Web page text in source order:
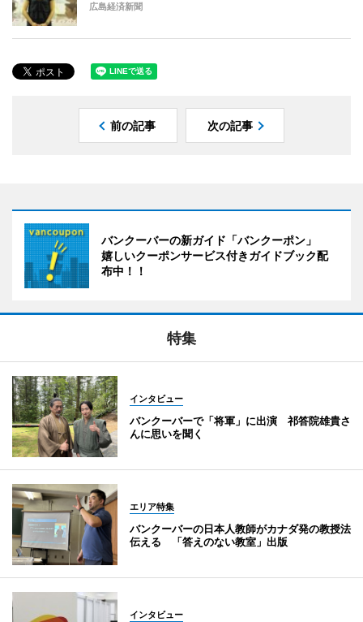
広島経済新聞
前の記事 次の記事
バンクーバーの新ガイド「バンクーポン」
嬉しいクーポンサービス付きガイドブック配
布中！！
特集
インタビュー
バンクーバーで「将軍」に出演 祁答院雄貴さ
んに思いを聞く
エリア特集
バンクーバーの日本人教師がカナダ発の教授法
伝える 「答えのない教室」出版
インタビュー